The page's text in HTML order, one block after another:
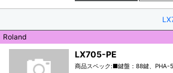
Roland
LX705-PE
商品スペック:■鍵盤：88鍵、